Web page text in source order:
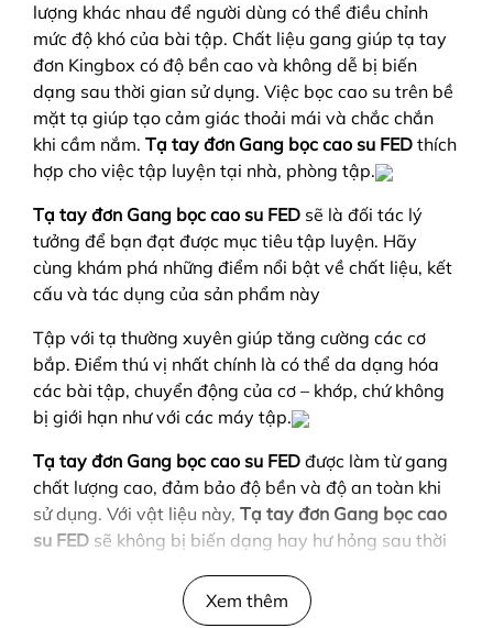
lượng khác nhau để người dùng có thể điều chỉnh
mức độ khó của bài tập. Chất liệu gang giúp tạ tay
đơn Kingbox có độ bền cao và không dễ bị biến
dạng sau thời gian sử dụng. Việc bọc cao su trên bề
mặt tạ giúp tạo cảm giác thoải mái và chắc chắn
khi cầm nắm. Tạ tay đơn Gang bọc cao su FED thích
hợp cho việc tập luyện tại nhà, phòng tập.
Tạ tay đơn Gang bọc cao su FED sẽ là đối tác lý
tưởng để bạn đạt được mục tiêu tập luyện. Hãy
cùng khám phá những điểm nổi bật về chất liệu, kết
cấu và tác dụng của sản phẩm này
Tập với tạ thường xuyên giúp tăng cường các cơ
bắp. Điểm thú vị nhất chính là có thể da dạng hóa
các bài tập, chuyển động của cơ – khớp, chứ không
bị giới hạn như với các máy tập.
Tạ tay đơn Gang bọc cao su FED được làm từ gang
chất lượng cao, đảm bảo độ bền và độ an toàn khi
sử dụng. Với vật liệu này, Tạ tay đơn Gang bọc cao
su FED sẽ không bị biến dạng hay hư hỏng sau thời
cách tự tin và an tâm.Xem thêm